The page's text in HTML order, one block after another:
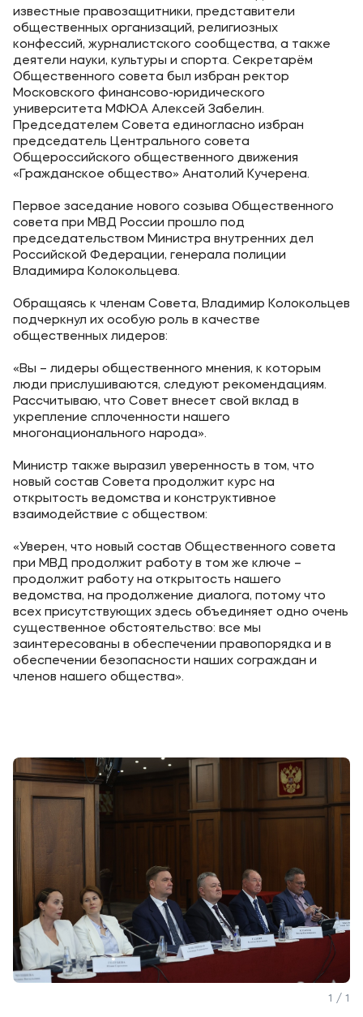
известные правозащитники, представители
общественных организаций, религиозных
конфессий, журналистского сообщества, а также
деятели науки, культуры и спорта. Секретарём
Общественного совета был избран ректор
Московского финансово-юридического
университета МФЮА Алексей Забелин.
Председателем Совета единогласно избран
председатель Центрального совета
Общероссийского общественного движения
«Гражданское общество» Анатолий Кучерена.
Первое заседание нового созыва Общественного
совета при МВД России прошло под
председательством Министра внутренних дел
Российской Федерации, генерала полиции
Владимира Колокольцева.
Обращаясь к членам Совета, Владимир Колокольцев
подчеркнул их особую роль в качестве
общественных лидеров:
«Вы – лидеры общественного мнения, к которым
люди прислушиваются, следуют рекомендациям.
Рассчитываю, что Совет внесет свой вклад в
укрепление сплоченности нашего
многонационального народа».
Министр также выразил уверенность в том, что
новый состав Совета продолжит курс на
открытость ведомства и конструктивное
взаимодействие с обществом:
«Уверен, что новый состав Общественного совета
при МВД продолжит работу в том же ключе –
продолжит работу на открытость нашего
ведомства, на продолжение диалога, потому что
всех присутствующих здесь объединяет одно очень
существенное обстоятельство: все мы
заинтересованы в обеспечении правопорядка и в
обеспечении безопасности наших сограждан и
членов нашего общества».
1 / 1